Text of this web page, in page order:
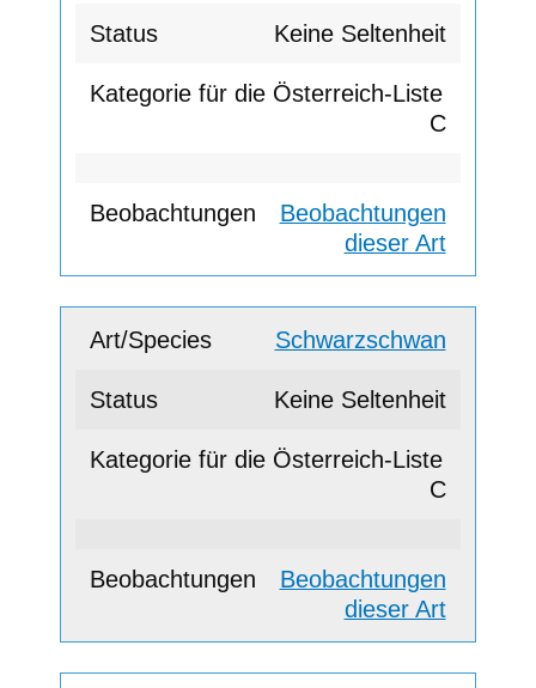
Keine Seltenheit
C
Beobachtungen
dieser Art
Schwarzschwan
Keine Seltenheit
C
Beobachtungen
dieser Art